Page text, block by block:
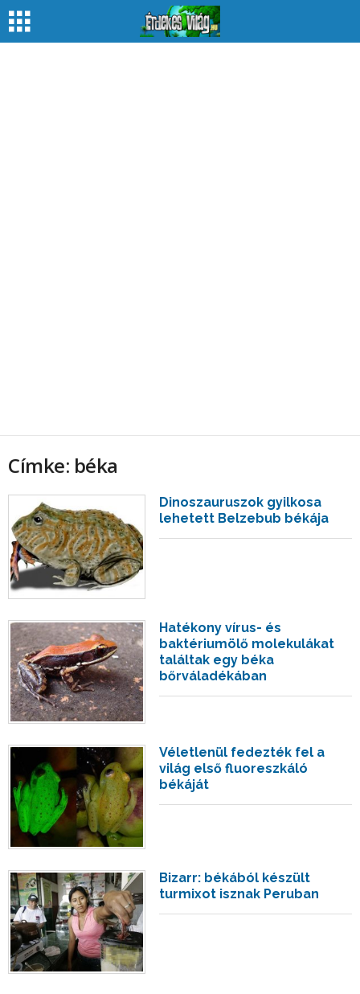
Címke: béka
Dinoszauruszok gyilkosa
lehetett Belzebub békája
Hatékony vírus- és
baktériumölő molekulákat
találtak egy béka
bőrváladékában
Véletlenül fedezték fel a
világ első fluoreszkáló
békáját
Bizarr: békából készült
turmixot isznak Peruban